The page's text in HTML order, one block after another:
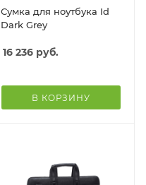
Сумка для ноутбука Id
Dark Grey
16 236 руб.
В КОРЗИНУ